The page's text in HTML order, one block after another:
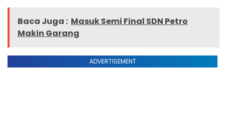
Baca Juga : Masuk Semi Final SDN Petro
Makin Garang
ADVERTISEMENT